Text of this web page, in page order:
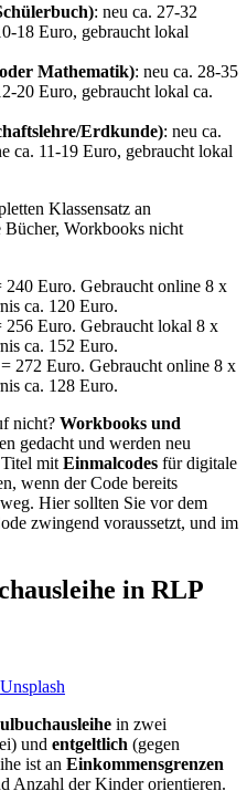
: neu ca. 27-32
18 Euro, gebraucht lokal
Mathematik): neu ca. 28-35
20 Euro, gebraucht lokal ca.
Erdkunde): neu ca.
ca. 11-19 Euro, gebraucht lokal
Klassensatz an
Workbooks nicht
240 Euro. Gebraucht online 8 x
ca. 120 Euro.
256 Euro. Gebraucht lokal 8 x
ca. 152 Euro.
272 Euro. Gebraucht online 8 x
ca. 128 Euro.
nicht? Workbooks und
gedacht und werden neu
mit Einmalcodes für digitale
wenn der Code bereits
Hier sollten Sie vor dem
zwingend voraussetzt, und im
in RLP
Unsplash
in zwei
und entgeltlich (gegen
ist an Einkommensgrenzen
Anzahl der Kinder orientieren.